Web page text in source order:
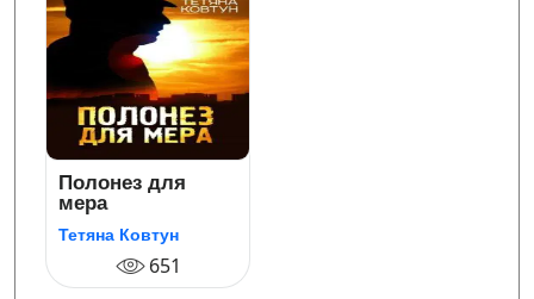
Полонез для
мера
Тетяна Ковтун
651